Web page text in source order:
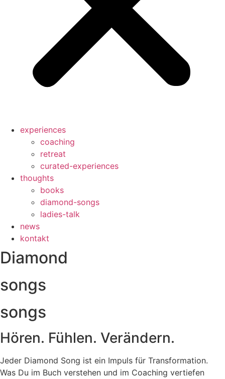
experiences
coaching
retreat
curated-experiences
thoughts
books
diamond-songs
ladies-talk
news
kontakt
Diamond
songs
songs
Hören. Fühlen. Verändern.
Jeder Diamond Song ist ein Impuls für Transformation.
Was Du im Buch verstehen und im Coaching vertiefen